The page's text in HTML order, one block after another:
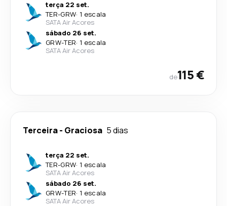
terça 22 set.
TER-GRW· 1 escala
SATA Air Acores
sábado 26 set.
GRW-TER· 1 escala
SATA Air Acores
de115 €
Terceira- Graciosa 5 dias
terça 22 set.
TER-GRW· 1 escala
SATA Air Acores
sábado 26 set.
GRW-TER· 1 escala
SATA Air Acores